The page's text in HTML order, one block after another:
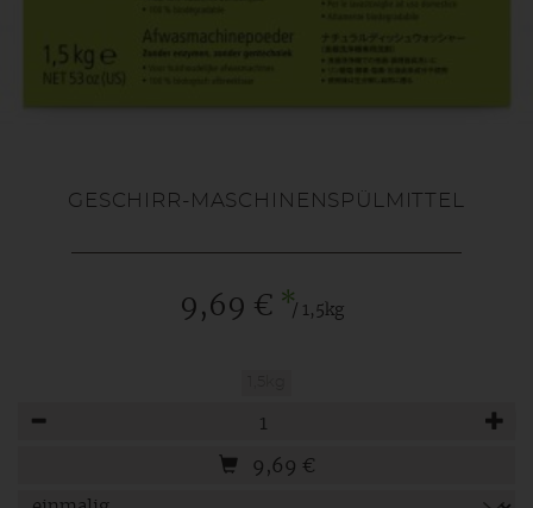
GESCHIRR-MASCHINENSPÜLMITTEL
9,69 € */ 1,5kg
9,69 €